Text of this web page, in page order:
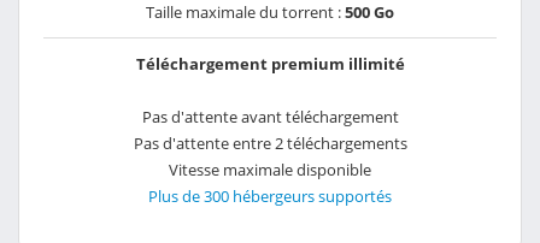
Taille maximale du torrent :500 Go
Téléchargement premium illimité
Pas d'attente avant téléchargement
Pas d'attente entre 2 téléchargements
Vitesse maximale disponible
Plus de 300 hébergeurs supportés